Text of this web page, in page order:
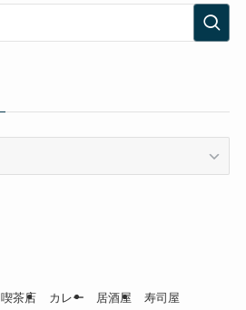
喫茶店 カレー 居酒屋 寿司屋